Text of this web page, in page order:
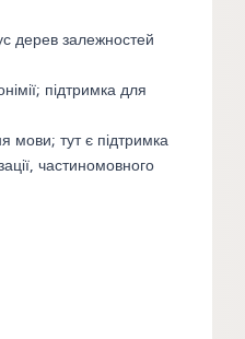
дерев залежностей
підтримка для
мови; тут є підтримка
частиномовного